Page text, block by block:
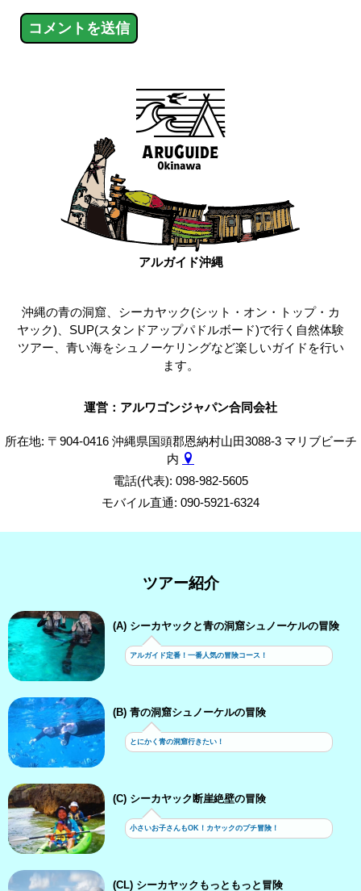
アルガイド沖縄
沖縄の青の洞窟、シーカヤック(シット・オン・トップ・カ
ヤック)、SUP(スタンドアップパドルボード)で行く自然体験
ツアー、青い海をシュノーケリングなど楽しいガイドを行い
ます。
運営：アルワゴンジャパン合同会社
所在地: 〒904-0416 沖縄県国頭郡恩納村山田3088-3 マリブビーチ
内
電話(代表): 098-982-5605
モバイル直通: 090-5921-6324
ツアー紹介
(A) シーカヤックと青の洞窟シュノーケルの冒険
アルガイド定番！一番人気の冒険コース！
(B) 青の洞窟シュノーケルの冒険
とにかく青の洞窟行きたい！
(C) シーカヤック断崖絶壁の冒険
小さいお子さんもOK！カヤックのプチ冒険！
(CL) シーカヤックもっともっと冒険